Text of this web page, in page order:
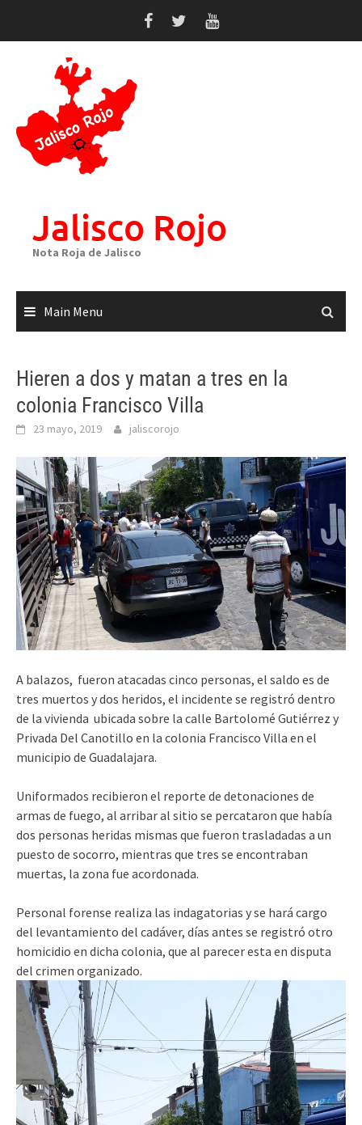
Jalisco Rojo
Nota Roja de Jalisco
Main Menu
Hieren a dos y matan a tres en la
colonia Francisco Villa
23 mayo, 2019 jaliscorojo
A balazos, fueron atacadas cinco personas, el saldo es de
tres muertos y dos heridos, el incidente se registró dentro
de la vivienda ubicada sobre la calle Bartolomé Gutiérrez y
Privada Del Canotillo en la colonia Francisco Villa en el
municipio de Guadalajara.
Uniformados recibieron el reporte de detonaciones de
armas de fuego, al arribar al sitio se percataron que había
dos personas heridas mismas que fueron trasladadas a un
puesto de socorro, mientras que tres se encontraban
muertas, la zona fue acordonada.
Personal forense realiza las indagatorias y se hará cargo
del levantamiento del cadáver, días antes se registró otro
homicidio en dicha colonia, que al parecer esta en disputa
del crimen organizado.